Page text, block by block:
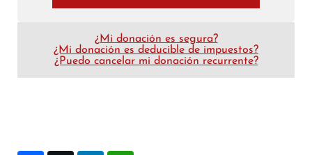
¿Mi donación es segura?
¿Mi donación es deducible de impuestos?
¿Puedo cancelar mi donación recurrente?